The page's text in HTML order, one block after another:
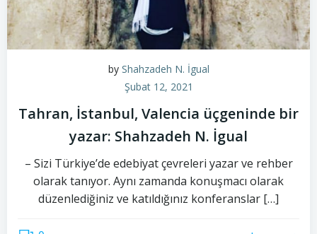
by Shahzadeh N. İgual
Şubat 12, 2021
Tahran, İstanbul, Valencia üçgeninde bir
yazar: Shahzadeh N. İgual
– Sizi Türkiye’de edebiyat çevreleri yazar ve rehber
olarak tanıyor. Aynı zamanda konuşmacı olarak
düzenlediğiniz ve katıldığınız konferanslar […]